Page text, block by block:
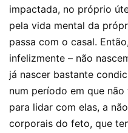
impactada, no próprio
pela vida mental da
passa com o casal.
infelizmente – não
já nascer bastante
num período em que
para lidar com elas, a
corporais do feto, que